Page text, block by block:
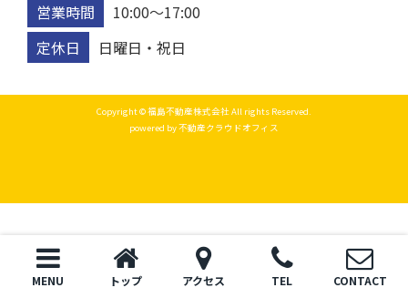
トップ 電話 お問い合わせ
営業時間
10:00〜17:00
定休日
日曜日・祝日
MENU トップ アクセス TEL CONTACT
Copyright © 福島不動産株式会社 All rights Reserved.
powered by 不動産クラウドオフィス